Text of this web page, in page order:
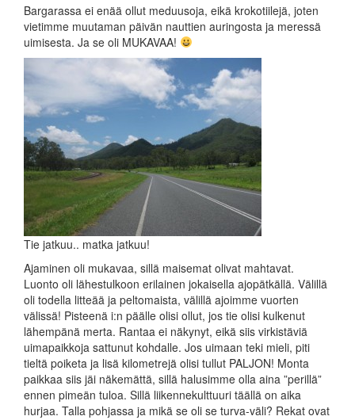
Bargarassa ei enää ollut meduusoja, eikä krokotiilejä, joten
vietimme muutaman päivän nauttien auringosta ja meressä
uimisesta. Ja se oli MUKAVAA!
Tie jatkuu.. matka jatkuu!
Ajaminen oli mukavaa, sillä maisemat olivat mahtavat.
Luonto oli lähestulkoon erilainen jokaisella ajopätkällä. Välillä
oli todella litteää ja peltomaista, välillä ajoimme vuorten
välissä! Pisteenä i:n päälle olisi ollut, jos tie olisi kulkenut
lähempänä merta. Rantaa ei näkynyt, eikä siis virkistäviä
uimapaikkoja sattunut kohdalle. Jos uimaan teki mieli, piti
tieltä poiketa ja lisä kilometrejä olisi tullut PALJON! Monta
paikkaa siis jäi näkemättä, sillä halusimme olla aina ”perillä”
ennen pimeän tuloa. Sillä liikennekulttuuri täällä on aika
hurjaa. Talla pohjassa ja mikä se oli se turva-väli? Rekat ovat